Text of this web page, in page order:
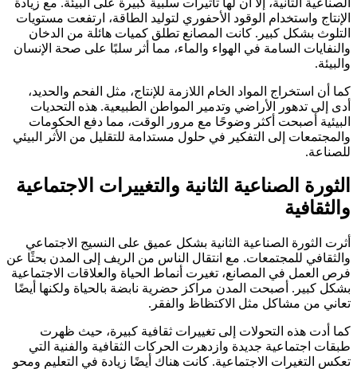
الإنتاج واستخدام الوقود الأحفوري لتوليد الطاقة، ارتفعت مستويات
التلوث بشكل كبير. كانت المصانع تطلق كميات هائلة من الدخان
والنفايات السامة في الهواء والماء، مما أثر سلبًا على صحة الإنسان
والبيئة.
كما أن استخراج المواد الخام اللازمة للإنتاج، مثل الفحم والحديد،
أدى إلى تدهور الأراضي وتدمير المواطن الطبيعية. هذه التحديات
البيئية أصبحت أكثر وضوحًا مع مرور الوقت، مما دفع الحكومات
والمجتمعات إلى التفكير في حلول مستدامة للتقليل من الأثر البيئي
للصناعة.
الثورة الصناعية الثانية والتغييرات الاجتماعية
والثقافية
أثرت الثورة الصناعية الثانية بشكل عميق على النسيج الاجتماعي
والثقافي للمجتمعات. مع انتقال الناس من الريف إلى المدن بحثًا عن
فرص العمل في المصانع، تغيرت أنماط الحياة والعلاقات الاجتماعية
بشكل كبير. أصبحت المدن مراكز حضرية نابضة بالحياة ولكنها أيضًا
تعاني من مشاكل مثل الاكتظاظ والفقر.
كما أدت هذه التحولات إلى تغييرات ثقافية كبيرة، حيث ظهرت
طبقات اجتماعية جديدة وازدهرت الحركات الثقافية والفنية التي
تعكس التغيرات الاجتماعية. كانت هناك أيضًا زيادة في التعليم ومحو